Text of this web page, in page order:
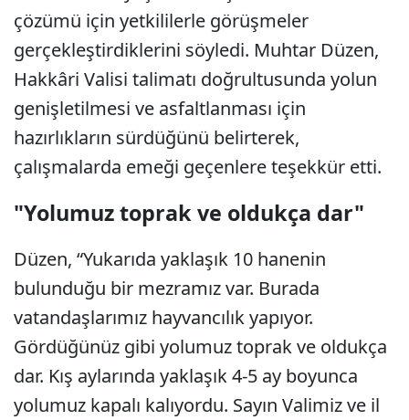
çözümü için yetkililerle görüşmeler
gerçekleştirdiklerini söyledi. Muhtar Düzen,
Hakkâri Valisi talimatı doğrultusunda yolun
genişletilmesi ve asfaltlanması için
hazırlıkların sürdüğünü belirterek,
çalışmalarda emeği geçenlere teşekkür etti.
"Yolumuz toprak ve oldukça dar"
Düzen, “Yukarıda yaklaşık 10 hanenin
bulunduğu bir mezramız var. Burada
vatandaşlarımız hayvancılık yapıyor.
Gördüğünüz gibi yolumuz toprak ve oldukça
dar. Kış aylarında yaklaşık 4-5 ay boyunca
yolumuz kapalı kalıyordu. Sayın Valimiz ve il